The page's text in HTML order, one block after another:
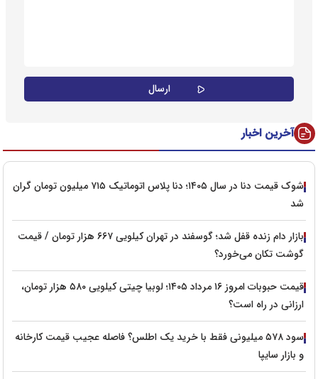
آخرین اخبار
شوک قیمت دنا در سال ۱۴۰۵؛ دنا پلاس اتوماتیک ۷۱۵ میلیون تومان گران
شد
بازار دام زنده قفل شد؛ گوسفند در تهران کیلویی ۶۶۷ هزار تومان / قیمت
گوشت تکان می‌خورد؟
قیمت حبوبات امروز ۱۶ مرداد ۱۴۰۵؛ لوبیا چیتی کیلویی ۵۸۰ هزار تومان،
ارزانی در راه است؟
سود ۵۷۸ میلیونی فقط با خرید یک اطلس؟ فاصله عجیب قیمت کارخانه
و بازار سایپا